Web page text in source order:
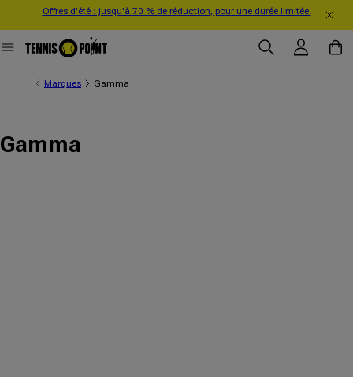
au contenu
Offres d'été : jusqu'à 70 % de réduction, pour une durée limitée.
Se connecter
Panier
Marques Gamma
Gamma